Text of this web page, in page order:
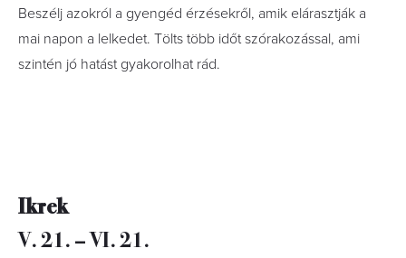
Beszélj azokról a gyengéd érzésekről, amik elárasztják a
mai napon a lelkedet. Tölts több időt szórakozással, ami
szintén jó hatást gyakorolhat rád.
Ikrek
V. 21. – VI. 21.